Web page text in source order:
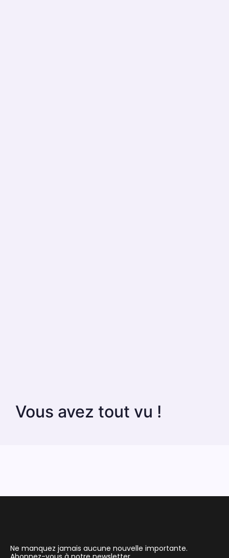
Vous avez tout vu !
Ne manquez jamais aucune nouvelle importante.